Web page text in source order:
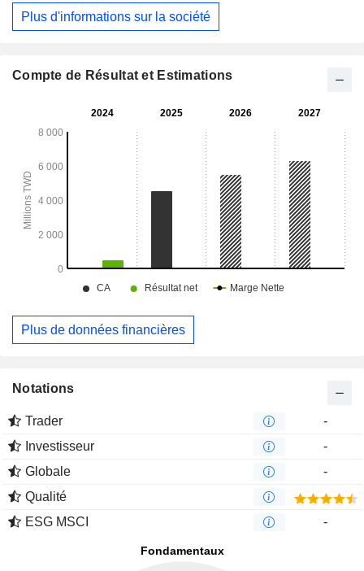
d'autres régions.
Plus d'informations sur la société
Compte de Résultat et Estimations
Plus de données financières
Notations
Trader
-
Investisseur
-
Globale
-
Qualité
ESG MSCI
-